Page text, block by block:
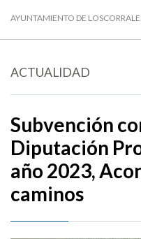
AYUNTAMIENTO DE
ACTUALIDAD
Subvención
Diputación
año 2023,
caminos